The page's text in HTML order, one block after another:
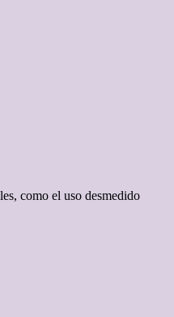
como el uso desmedido